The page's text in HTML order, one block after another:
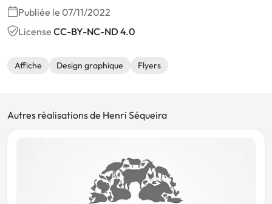
Publiée le 07/11/2022
License CC-BY-NC-ND 4.0
Affiche Design graphique Flyers
Autres réalisations de Henri Séqueira